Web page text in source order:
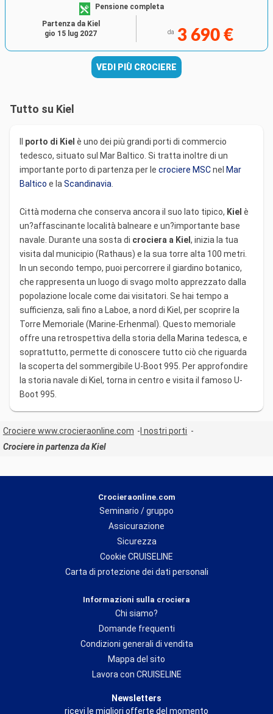
Pensione completa
da 3 690 €
Partenza da Kiel
gio 15 lug 2027
VEDI PIÙ CROCIERE
Tutto su Kiel
Il porto di Kiel è uno dei più grandi porti di commercio
tedesco, situato sul Mar Baltico. Si tratta inoltre di un
importante porto di partenza per le crociere MSCnel Mar
Baltico e la Scandinavia
Città moderna che conserva ancora il suo lato tipico, Kiel è
un?affascinante località balneare e un?importante base
navale. Durante una sosta di crociera a Kiel, inizia la tua
visita dal municipio (Rathaus) e la sua torre alta 100 metri.
In un secondo tempo, puoi percorrere il giardino botanico,
che rappresenta un luogo di svago molto apprezzato dalla
popolazione locale come dai visitatori. Se hai tempo a
sufficienza, sali fino a Laboe, a nord di Kiel, per scoprire la
Torre Memoriale (Marine-Erhenmal). Questo memoriale
offre una retrospettiva della storia della Marina tedesca, e
soprattutto, permette di conoscere tutto ciò che riguarda
la scoperta del sommergibile U-Boot 995. Per approfondire
la storia navale di Kiel, torna in centro e visita il famoso U-
Boot 995.
Crociere www.crocieraonline.com
I nostri porti
Crociere in partenza da Kiel
Crocieraonline.com
Seminario / gruppo
Assicurazione
Sicurezza
Cookie CRUISELINE
Carta di protezione dei dati personali
Informazioni sulla crociera
Chi siamo?
Domande frequenti
Condizioni generali di vendita
Mappa del sito
Lavora con CRUISELINE
Newsletters
ricevi le migliori offerte del momento